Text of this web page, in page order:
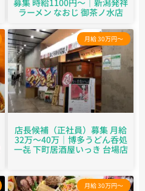
ラーメン なおじ 御茶ノ水店
月給 30万円～
店長候補（正社員）募集 月給
32万～40万｜博多うどん呑処
一㐂 下町居酒屋いっき 台場店
月給 30万円～